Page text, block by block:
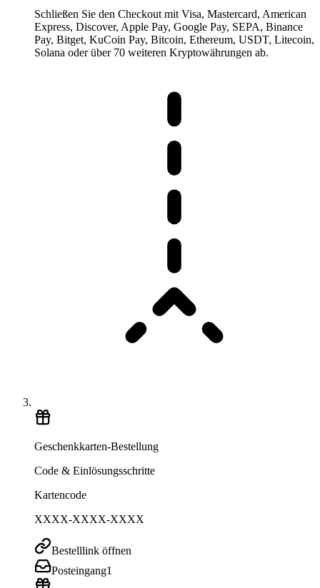
Schließen Sie den Checkout mit Visa, Mastercard, American
Express, Discover, Apple Pay, Google Pay, SEPA, Binance
Pay, Bitget, KuCoin Pay, Bitcoin, Ethereum, USDT, Litecoin,
Solana oder über 70 weiteren Kryptowährungen ab.
Geschenkkarten-Bestellung
Code & Einlösungsschritte
Kartencode
XXXX-XXXX-XXXX
Bestelllink öffnen
Posteingang1